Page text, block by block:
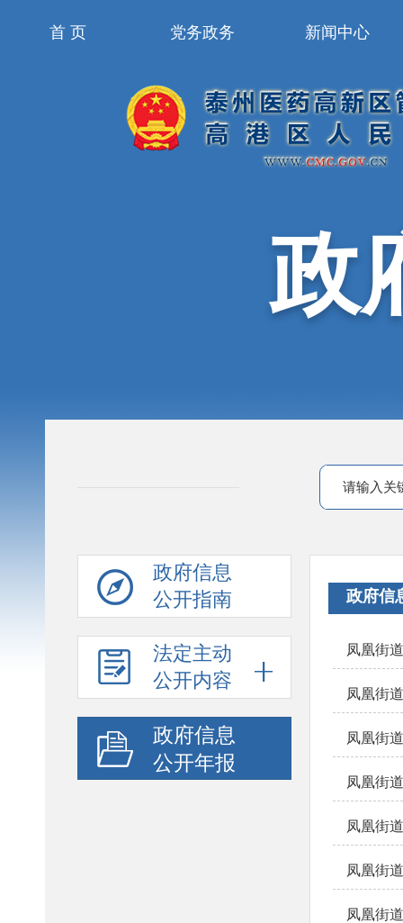
首 页 党务政务 新闻中心
政
政府信息
公开指南
法定主动
公开内容
政府信息
公开年报
政府信
凤凰街
凤凰街
凤凰街
凤凰街
凤凰街
凤凰街
凤凰街